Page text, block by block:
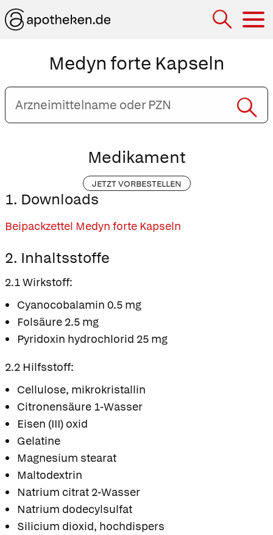
Medyn forte Kapseln
Arzneimittelname
oder
PZN
Medikament
JETZT VORBESTELLEN
1. Downloads
Beipackzettel Medyn forte Kapseln
2. Inhaltsstoffe
2.1 Wirkstoff:
Cyanocobalamin 0.5 mg
Folsäure 2.5 mg
Pyridoxin hydrochlorid 25 mg
2.2 Hilfsstoff:
Cellulose, mikrokristallin
Citronensäure 1-Wasser
Eisen (III) oxid
Gelatine
Magnesium stearat
Maltodextrin
Natrium citrat 2-Wasser
Natrium dodecylsulfat
Silicium dioxid, hochdispers